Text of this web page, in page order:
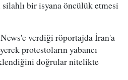
silahlı bir isyana öncülük etmesi
verdiği röportajda İran'a
protestoların yabancı
doğrular nitelikte